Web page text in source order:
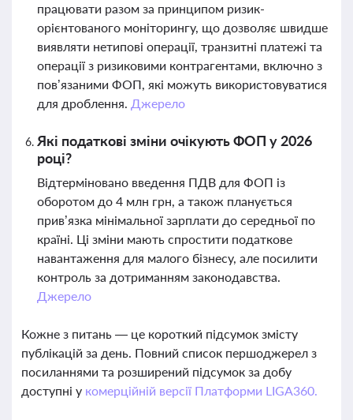
працювати разом за принципом ризик-
орієнтованого моніторингу, що дозволяє швидше
виявляти нетипові операції, транзитні платежі та
операції з ризиковими контрагентами, включно з
пов’язаними ФОП, які можуть використовуватися
для дроблення. Джерело
Які податкові зміни очікують ФОП у 2026
році?
Відтерміновано введення ПДВ для ФОП із
оборотом до 4 млн грн, а також планується
прив’язка мінімальної зарплати до середньої по
країні. Ці зміни мають спростити податкове
навантаження для малого бізнесу, але посилити
контроль за дотриманням законодавства.
Джерело
Кожне з питань — це короткий підсумок змісту
публікацій за день. Повний список першоджерел з
посиланнями та розширений підсумок за добу
доступні у комерційній версії Платформи LIGA360.